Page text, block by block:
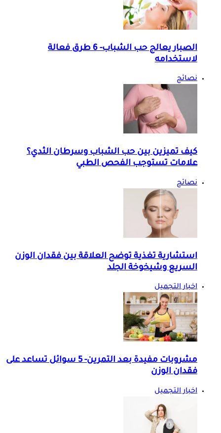
الصبار يعالج حب الشباب- 6 طرق فعالة
لاستخدامه
نصائح
كيف تميزين بين حب الشباب وسرطان الثدي؟
علامات تستوجب الفحص الطبي
نصائح
استشارية تغذية توضح العلاقة بين فقدان الوزن
السريع وشيخوخة الجلد
اخبار التجميل
مشروبات مفيدة بعد التمرين- 5 سوائل تساعد على
فقدان الوزن
اخبار التجميل